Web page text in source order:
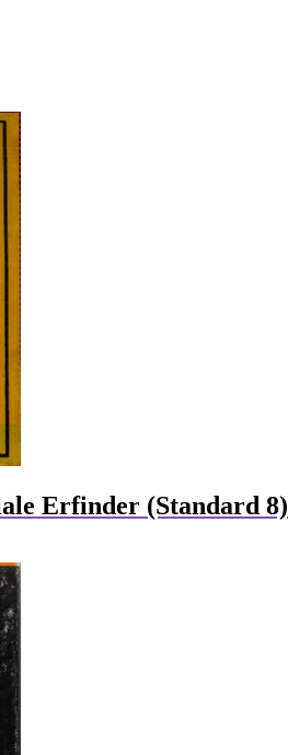
Erfinder (Standard 8)